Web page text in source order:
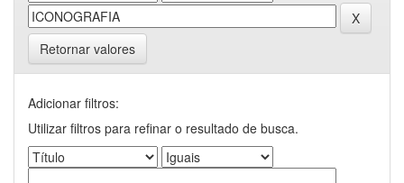
Retornar valores
Adicionar filtros:
Utilizar filtros para refinar o resultado de busca.